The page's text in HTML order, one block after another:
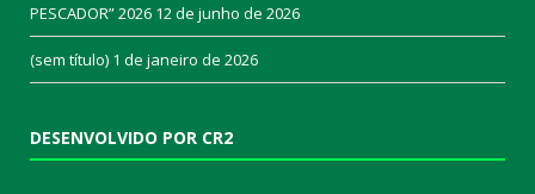
PESCADOR” 2026 12 de junho de 2026
(sem título) 1 de janeiro de 2026
DESENVOLVIDO POR CR2